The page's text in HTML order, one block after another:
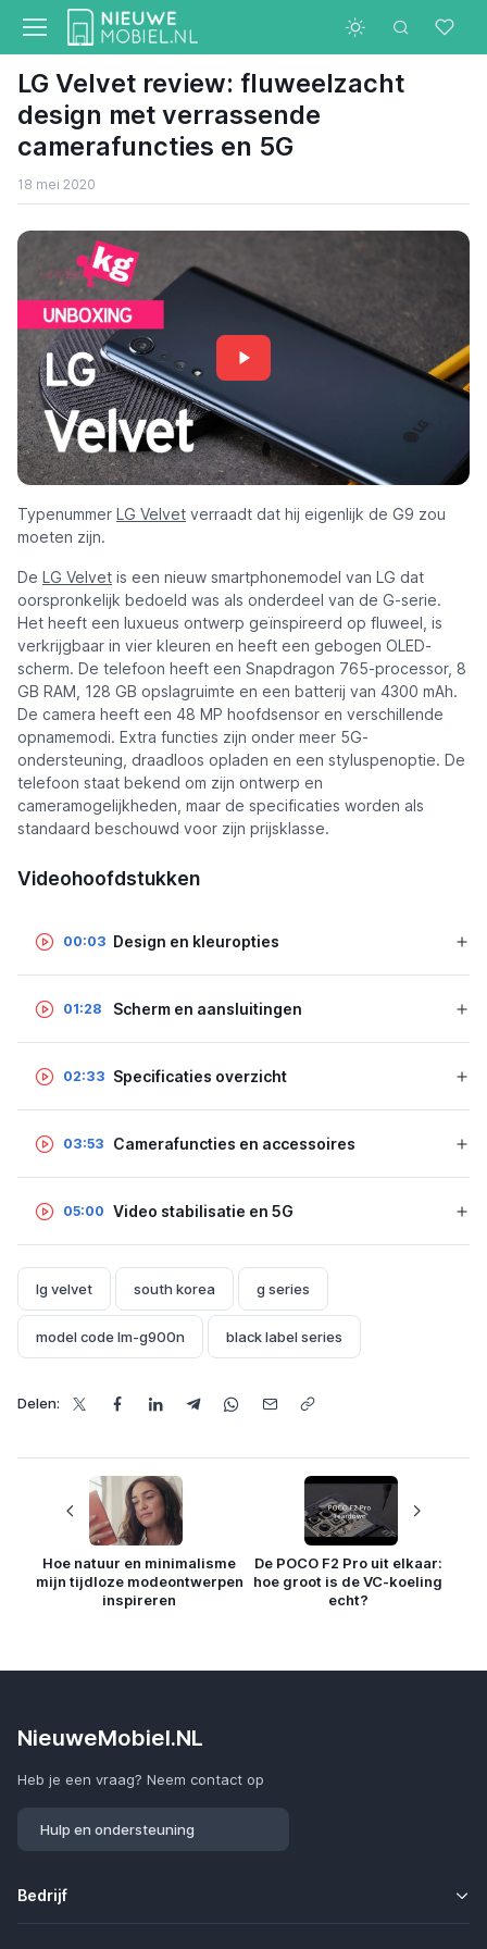
LG Velvet review: fluweelzacht
design met verrassende
camerafuncties en 5G
18 mei 2020
Typenummer LG Velvet verraadt dat hij eigenlijk de G9 zou
moeten zijn.
De LG Velvet is een nieuw smartphonemodel van LG dat
oorspronkelijk bedoeld was als onderdeel van de G-serie.
Het heeft een luxueus ontwerp geïnspireerd op fluweel, is
verkrijgbaar in vier kleuren en heeft een gebogen OLED-
scherm. De telefoon heeft een Snapdragon 765-processor, 8
GB RAM, 128 GB opslagruimte en een batterij van 4300 mAh.
De camera heeft een 48 MP hoofdsensor en verschillende
opnamemodi. Extra functies zijn onder meer 5G-
ondersteuning, draadloos opladen en een styluspenoptie. De
telefoon staat bekend om zijn ontwerp en
cameramogelijkheden, maar de specificaties worden als
standaard beschouwd voor zijn prijsklasse.
Videohoofdstukken
00:03 Design en kleuropties
01:28 Scherm en aansluitingen
02:33 Specificaties overzicht
03:53 Camerafuncties en accessoires
05:00 Video stabilisatie en 5G
lg velvet south korea g series
model code lm-g900n black label series
Delen:
Hoe natuur en minimalisme
mijn tijdloze modeontwerpen
inspireren
De POCO F2 Pro uit elkaar:
hoe groot is de VC-koeling
echt?
NieuweMobiel.NL
Heb je een vraag? Neem contact op
Hulp en ondersteuning
Bedrijf